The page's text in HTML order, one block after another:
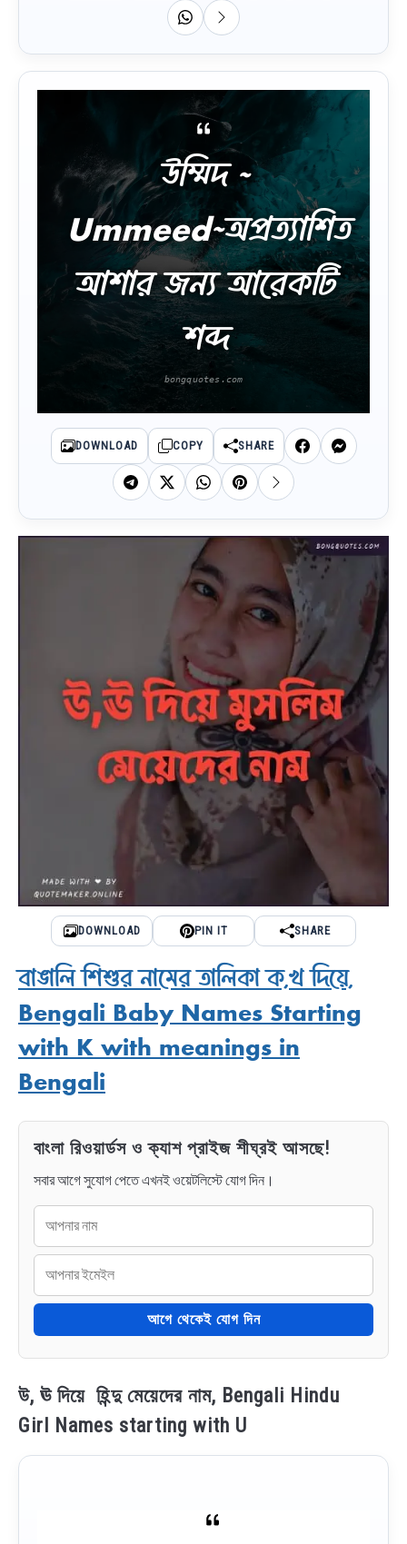
উম্মিদ ~
Ummeed~অপ্রত্যাশিত
আশার জন্য আরেকটি
শব্দ
DOWNLOAD COPY SHARE
DOWNLOAD PIN IT SHARE
বাঙালি শিশুর নামের তালিকা ক,খ দিয়ে,
Bengali Baby Names Starting
with K with meanings in
Bengali
বাংলা রিওয়ার্ডস ও ক্যাশ প্রাইজ শীঘ্রই আসছে!
সবার আগে সুযোগ পেতে এখনই ওয়েটলিস্টে যোগ দিন।
আগে থেকেই যোগ দিন
উ, ঊ দিয়ে হিন্দু মেয়েদের নাম, Bengali Hindu
Girl Names starting with U